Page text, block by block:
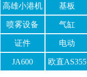
高雄小港机
场
基板
喷雾设备 气缸
证件 电动
JA600 欧直AS355